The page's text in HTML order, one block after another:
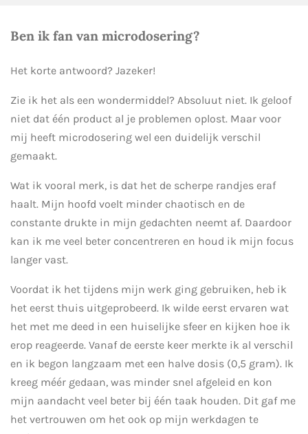
Ben ik fan van microdosering?
Het korte antwoord? Jazeker!
Zie ik het als een wondermiddel? Absoluut niet. Ik geloof
niet dat één product al je problemen oplost. Maar voor
mij heeft microdosering wel een duidelijk verschil
gemaakt.
Wat ik vooral merk, is dat het de scherpe randjes eraf
haalt. Mijn hoofd voelt minder chaotisch en de
constante drukte in mijn gedachten neemt af. Daardoor
kan ik me veel beter concentreren en houd ik mijn focus
langer vast.
Voordat ik het tijdens mijn werk ging gebruiken, heb ik
het eerst thuis uitgeprobeerd. Ik wilde eerst ervaren wat
het met me deed in een huiselijke sfeer en kijken hoe ik
erop reageerde. Vanaf de eerste keer merkte ik al verschil
en ik begon langzaam met een halve dosis (0,5 gram). Ik
kreeg méér gedaan, was minder snel afgeleid en kon
mijn aandacht veel beter bij één taak houden. Dit gaf me
het vertrouwen om het ook op mijn werkdagen te